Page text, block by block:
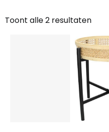
Toont alle 2 resultaten
Gesorteerd